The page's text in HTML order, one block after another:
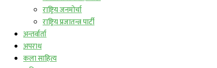
राष्ट्रिय जनमोर्चा
राष्ट्रिय प्रजातन्त्र पार्टी
अन्तर्वार्ता
अपराध
कला साहित्य